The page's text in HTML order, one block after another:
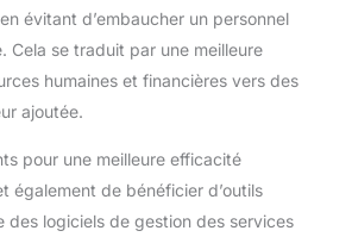
évitant d’embaucher un personnel
Cela se traduit par une meilleure
humaines et financières vers des
ajoutée.
pour une meilleure efficacité
également de bénéficier d’outils
des logiciels de gestion des services